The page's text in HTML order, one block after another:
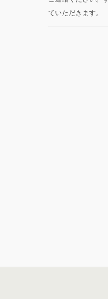
ていただきます。